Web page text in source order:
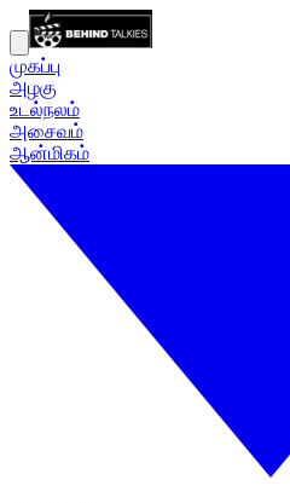
முகப்பு
அழகு
உடல்நலம்
அசைவம்
ஆன்மிகம்